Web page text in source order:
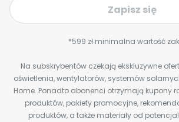
Zapisz się
*599 zł minimalna wartość
Na subskrybentów czekają ekskluzywne
oświetlenia, wentylatorów, systemów
Home. Ponadto abonenci otrzymają kupony
produktów, pakiety promocyjne,
produktów, a także materiały od